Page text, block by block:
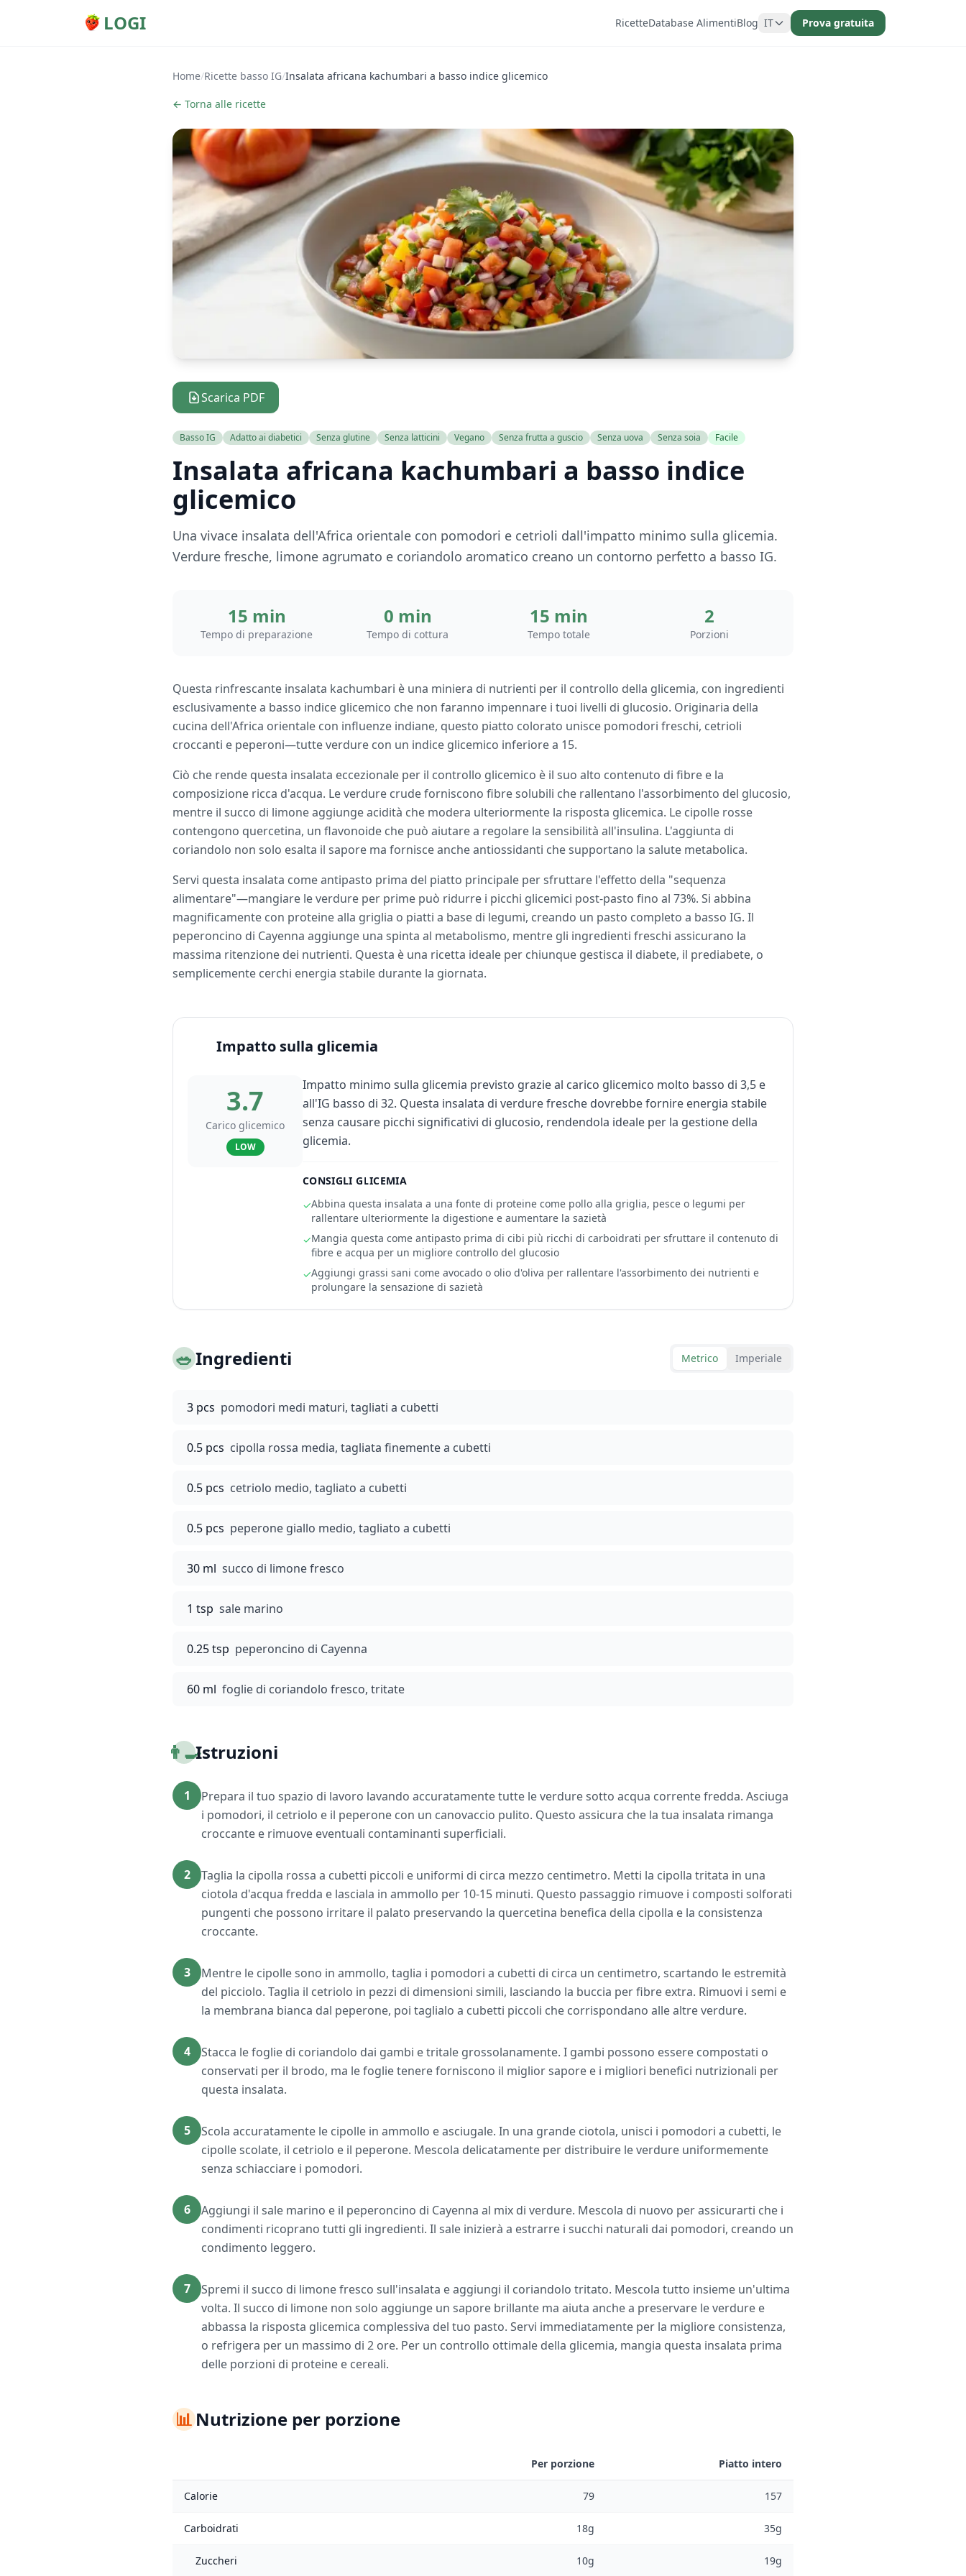
LOGI RicetteDatabase AlimentiBlog IT Prova gratuita
Home/Ricette basso IG/Insalata africana kachumbari a basso indice glicemico
← Torna alle ricette
Scarica PDF
Basso IG Adatto ai diabetici Senza glutine Senza latticini Vegano Senza frutta a guscio Senza uova Senza soia Facile
Insalata africana kachumbari a basso indice
glicemico
Una vivace insalata dell'Africa orientale con pomodori e cetrioli dall'impatto minimo sulla glicemia.
Verdure fresche, limone agrumato e coriandolo aromatico creano un contorno perfetto a basso IG.
15 min
Tempo di preparazione
0 min
Tempo di cottura
15 min
Tempo totale
2
Porzioni
Questa rinfrescante insalata kachumbari è una miniera di nutrienti per il controllo della glicemia, con ingredienti
esclusivamente a basso indice glicemico che non faranno impennare i tuoi livelli di glucosio. Originaria della
cucina dell'Africa orientale con influenze indiane, questo piatto colorato unisce pomodori freschi, cetrioli
croccanti e peperoni—tutte verdure con un indice glicemico inferiore a 15.
Ciò che rende questa insalata eccezionale per il controllo glicemico è il suo alto contenuto di fibre e la
composizione ricca d'acqua. Le verdure crude forniscono fibre solubili che rallentano l'assorbimento del glucosio,
mentre il succo di limone aggiunge acidità che modera ulteriormente la risposta glicemica. Le cipolle rosse
contengono quercetina, un flavonoide che può aiutare a regolare la sensibilità all'insulina. L'aggiunta di
coriandolo non solo esalta il sapore ma fornisce anche antiossidanti che supportano la salute metabolica.
Servi questa insalata come antipasto prima del piatto principale per sfruttare l'effetto della "sequenza
alimentare"—mangiare le verdure per prime può ridurre i picchi glicemici post-pasto fino al 73%. Si abbina
magnificamente con proteine alla griglia o piatti a base di legumi, creando un pasto completo a basso IG. Il
peperoncino di Cayenna aggiunge una spinta al metabolismo, mentre gli ingredienti freschi assicurano la
massima ritenzione dei nutrienti. Questa è una ricetta ideale per chiunque gestisca il diabete, il prediabete, o
semplicemente cerchi energia stabile durante la giornata.
Impatto sulla glicemia
3.7
Carico glicemico
LOW
Impatto minimo sulla glicemia previsto grazie al carico glicemico molto basso di 3,5 e
all'IG basso di 32. Questa insalata di verdure fresche dovrebbe fornire energia stabile
senza causare picchi significativi di glucosio, rendendola ideale per la gestione della
glicemia.
CONSIGLI GLICEMIA
✓Abbina questa insalata a una fonte di proteine come pollo alla griglia, pesce o legumi per
rallentare ulteriormente la digestione e aumentare la sazietà
✓Mangia questa come antipasto prima di cibi più ricchi di carboidrati per sfruttare il contenuto di
fibre e acqua per un migliore controllo del glucosio
✓Aggiungi grassi sani come avocado o olio d'oliva per rallentare l'assorbimento dei nutrienti e
prolungare la sensazione di sazietà
🥗Ingredienti Metrico Imperiale
3 pcs pomodori medi maturi, tagliati a cubetti
0.5 pcs cipolla rossa media, tagliata finemente a cubetti
0.5 pcs cetriolo medio, tagliato a cubetti
0.5 pcs peperone giallo medio, tagliato a cubetti
30 ml succo di limone fresco
1 tsp sale marino
0.25 tsp peperoncino di Cayenna
60 ml foglie di coriandolo fresco, tritate
👨‍🍳Istruzioni
1
Prepara il tuo spazio di lavoro lavando accuratamente tutte le verdure sotto acqua corrente fredda. Asciuga
i pomodori, il cetriolo e il peperone con un canovaccio pulito. Questo assicura che la tua insalata rimanga
croccante e rimuove eventuali contaminanti superficiali.
2
Taglia la cipolla rossa a cubetti piccoli e uniformi di circa mezzo centimetro. Metti la cipolla tritata in una
ciotola d'acqua fredda e lasciala in ammollo per 10-15 minuti. Questo passaggio rimuove i composti solforati
pungenti che possono irritare il palato preservando la quercetina benefica della cipolla e la consistenza
croccante.
3
Mentre le cipolle sono in ammollo, taglia i pomodori a cubetti di circa un centimetro, scartando le estremità
del picciolo. Taglia il cetriolo in pezzi di dimensioni simili, lasciando la buccia per fibre extra. Rimuovi i semi e
la membrana bianca dal peperone, poi taglialo a cubetti piccoli che corrispondano alle altre verdure.
4
Stacca le foglie di coriandolo dai gambi e tritale grossolanamente. I gambi possono essere compostati o
conservati per il brodo, ma le foglie tenere forniscono il miglior sapore e i migliori benefici nutrizionali per
questa insalata.
5
Scola accuratamente le cipolle in ammollo e asciugale. In una grande ciotola, unisci i pomodori a cubetti, le
cipolle scolate, il cetriolo e il peperone. Mescola delicatamente per distribuire le verdure uniformemente
senza schiacciare i pomodori.
6
Aggiungi il sale marino e il peperoncino di Cayenna al mix di verdure. Mescola di nuovo per assicurarti che i
condimenti ricoprano tutti gli ingredienti. Il sale inizierà a estrarre i succhi naturali dai pomodori, creando un
condimento leggero.
7
Spremi il succo di limone fresco sull'insalata e aggiungi il coriandolo tritato. Mescola tutto insieme un'ultima
volta. Il succo di limone non solo aggiunge un sapore brillante ma aiuta anche a preservare le verdure e
abbassa la risposta glicemica complessiva del tuo pasto. Servi immediatamente per la migliore consistenza,
o refrigera per un massimo di 2 ore. Per un controllo ottimale della glicemia, mangia questa insalata prima
delle porzioni di proteine e cereali.
📊Nutrizione per porzione
Per porzione Piatto intero
Calorie 79 157
Carboidrati 18g 35g
Zuccheri 10g 19g